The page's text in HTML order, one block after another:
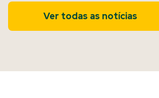
Ver todas as notícias